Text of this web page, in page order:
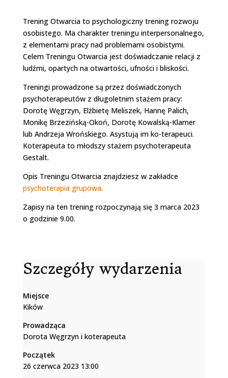
Trening Otwarcia to psychologiczny trening rozwoju
osobistego. Ma charakter treningu interpersonalnego,
z elementami pracy nad problemami osobistymi.
Celem Treningu Otwarcia jest doświadczanie relacji z
ludźmi, opartych na otwartości, ufności i bliskości.
Treningi prowadzone są przez doświadczonych
psychoterapeutów z długoletnim stażem pracy:
Dorotę Węgrzyn, Elżbietę Meliszek, Hannę Palich,
Monikę Brzezińską-Okoń, Dorotę Kowalską-Klamer
lub Andrzeja Wrońskiego. Asystują im ko-terapeuci.
Koterapeuta to młodszy stażem psychoterapeuta
Gestalt.
Opis Treningu Otwarcia znajdziesz w zakładce
psychoterapia grupowa.
Zapisy na ten trening rozpoczynają się 3 marca 2023
o godzinie 9.00.
Szczegóły wydarzenia
Miejsce
Kików
Prowadząca
Dorota Węgrzyn i koterapeuta
Początek
26 czerwca 2023 13:00